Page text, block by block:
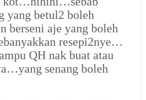
yang betul2 boleh
berseni aje yang boleh
resepi2nye…
QH nak buat atau
senang boleh